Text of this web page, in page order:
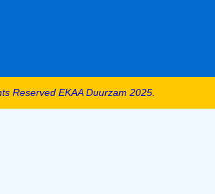
Reserved EKAA Duurzam 2025.